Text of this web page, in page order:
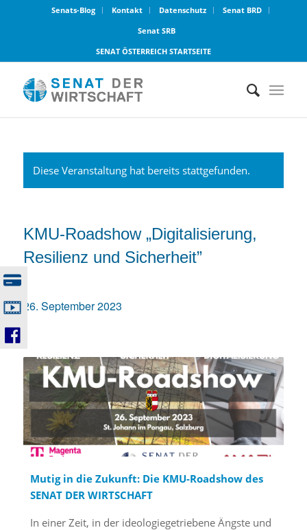
Senats-Blog Kontakt Datenschutz
Senat BRD
Senat SRB
SENAT ÖSTERREICH STARTSEITE
Diese Veranstaltung hat bereits stattgefunden.
KMU-Roadshow „Digitalisierung,
Resilienz und Sicherheit”
26. September 2023
Mutig in die Zukunft: Die KMU-Roadshow des
SENAT DER WIRTSCHAFT
In einer Zeit, in der ideologiegetriebene Ängste und